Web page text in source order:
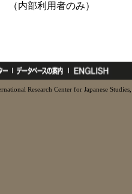
（内部利用者のみ）
Research Center for Japanese